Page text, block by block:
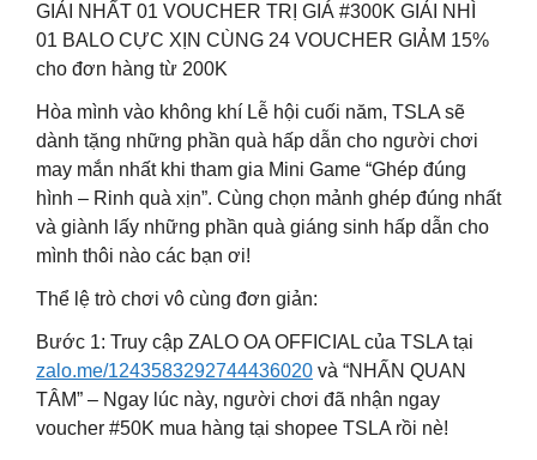
GIẢI NHẤT 01 VOUCHER TRỊ GIÁ #300K GIẢI NHÌ
01 BALO CỰC XỊN CÙNG 24 VOUCHER GIẢM 15%
cho đơn hàng từ 200K
Hòa mình vào không khí Lễ hội cuối năm, TSLA sẽ
dành tặng những phần quà hấp dẫn cho người chơi
may mắn nhất khi tham gia Mini Game “Ghép đúng
hình – Rinh quà xịn”. Cùng chọn mảnh ghép đúng nhất
và giành lấy những phần quà giáng sinh hấp dẫn cho
mình thôi nào các bạn ơi!
Thể lệ trò chơi vô cùng đơn giản:
Bước 1: Truy cập ZALO OA OFFICIAL của TSLA tại
zalo.me/1243583292744436020 và “NHẤN QUAN
TÂM” – Ngay lúc này, người chơi đã nhận ngay
voucher #50K mua hàng tại shopee TSLA rồi nè!